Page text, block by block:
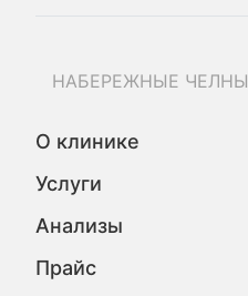
НАБЕРЕЖНЫЕ ЧЕЛНЫ
О клинике
Услуги
Анализы
Прайс